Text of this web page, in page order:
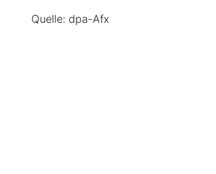
Quelle: dpa-Afx